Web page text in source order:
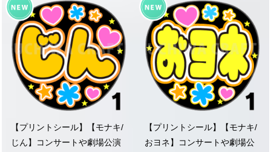
【プリントシール】【モナキ/
じん】コンサートや劇場公演
【プリントシール】【モナキ/
おヨネ】コンサートや劇場公